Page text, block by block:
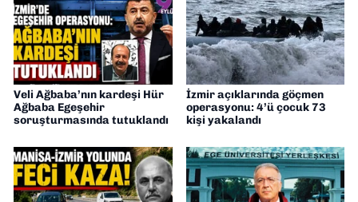
Veli Ağbaba’nın kardeşi Hür
Ağbaba Egeşehir
soruşturmasında tutuklandı
İzmir açıklarında göçmen
operasyonu: 4’ü çocuk 73
kişi yakalandı